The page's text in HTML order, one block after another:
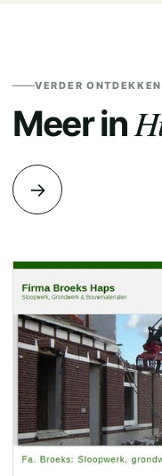
VERDER ONTDEKKEN
Meer in
→